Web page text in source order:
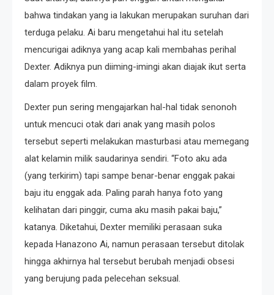
bahwa tindakan yang ia lakukan merupakan suruhan dari
terduga pelaku. Ai baru mengetahui hal itu setelah
mencurigai adiknya yang acap kali membahas perihal
Dexter. Adiknya pun diiming-imingi akan diajak ikut serta
dalam proyek film.
Dexter pun sering mengajarkan hal-hal tidak senonoh
untuk mencuci otak dari anak yang masih polos
tersebut seperti melakukan masturbasi atau memegang
alat kelamin milik saudarinya sendiri. “Foto aku ada
(yang terkirim) tapi sampe benar-benar enggak pakai
baju itu enggak ada. Paling parah hanya foto yang
kelihatan dari pinggir, cuma aku masih pakai baju,”
katanya. Diketahui, Dexter memiliki perasaan suka
kepada Hanazono Ai, namun perasaan tersebut ditolak
hingga akhirnya hal tersebut berubah menjadi obsesi
yang berujung pada pelecehan seksual.